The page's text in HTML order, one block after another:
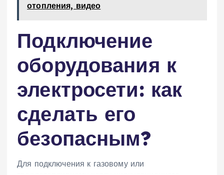
отопления, видео
Подключение
оборудования к
электросети: как
сделать его
безопасным?
Для подключения к газовому или